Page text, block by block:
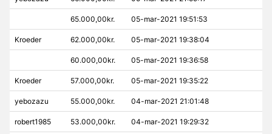
65.000,00kr. 05-mar-2021 19:51:53
Kroeder 62.000,00kr. 05-mar-2021 19:38:04
60.000,00kr. 05-mar-2021 19:36:58
Kroeder 57.000,00kr. 05-mar-2021 19:35:22
yebozazu 55.000,00kr. 04-mar-2021 21:01:48
robert1985 53.000,00kr. 04-mar-2021 19:29:32